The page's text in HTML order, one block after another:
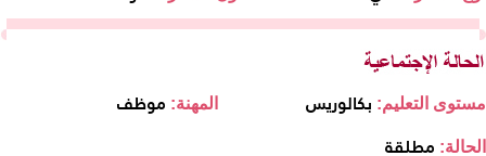
المهنة: موظف مستوى التعليم: بكالوريس
الحالة: مطلقة